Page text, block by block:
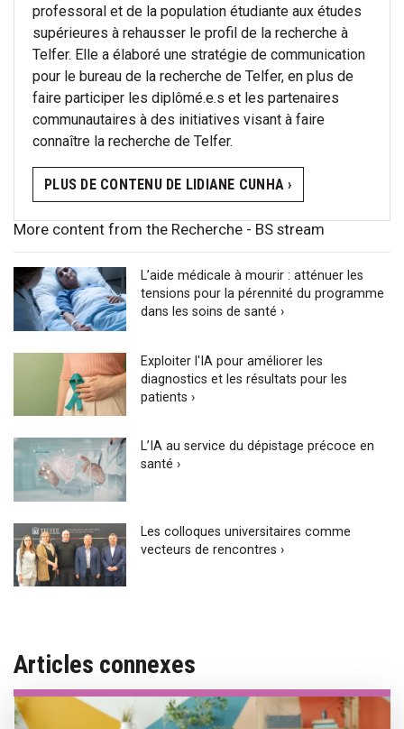
professoral et de la population étudiante aux études
supérieures à rehausser le profil de la recherche à
Telfer. Elle a élaboré une stratégie de communication
pour le bureau de la recherche de Telfer, en plus de
faire participer les diplômé.e.s et les partenaires
communautaires à des initiatives visant à faire
connaître la recherche de Telfer.
PLUS DE CONTENU DE LIDIANE CUNHA ›
More content from the Recherche - BS stream
L’aide médicale à mourir : atténuer les
tensions pour la pérennité du programme
dans les soins de santé ›
Exploiter l'IA pour améliorer les
diagnostics et les résultats pour les
patients ›
L’IA au service du dépistage précoce en
santé ›
Les colloques universitaires comme
vecteurs de rencontres ›
Articles connexes